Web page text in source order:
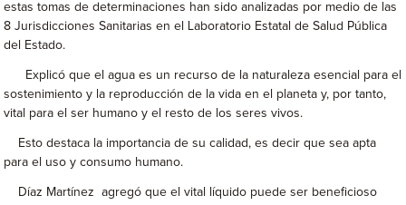
estas tomas de determinaciones han sido analizadas por medio de las
8 Jurisdicciones Sanitarias en el Laboratorio Estatal de Salud Pública
del Estado.
Explicó que el agua es un recurso de la naturaleza esencial para el
sostenimiento y la reproducción de la vida en el planeta y, por tanto,
vital para el ser humano y el resto de los seres vivos.
Esto destaca la importancia de su calidad, es decir que sea apta
para el uso y consumo humano.
Díaz Martínez agregó que el vital líquido puede ser beneficioso